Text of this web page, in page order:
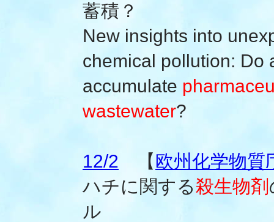
蓄積？
New insights into
chemical pollution: Do
accumulate
wastewater?
12/2 【欧州化学物質
ハチに関する殺生物剤
ル